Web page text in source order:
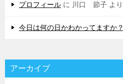
プロフィール に 川口 節子 より
今日は何の日かわかってますか？
アーカイブ